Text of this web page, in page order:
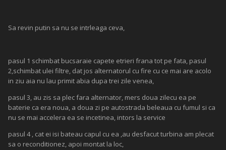
Sa revin putin sa nu se intrleaga ceva,
pasul 1 schimbat bucsaraie capete etrieri frana tot pe fata, pasul
2,schimbat ulei filtre, dat jos alternatorul cu fire cu ce mai are acolo
in ziu aia nu lau primit abia dupa trei zile venea,
pasul 3, au zis sa plec fara alternator, mers doua zilecu ea pe
baterie ca era noua, a doua zi pe autostrada beleaua cu fumul si ca
nu se mai accelera ea se incetinea, intors la service
pasul 4 , cat ei isi bateau capul cu ea ,au desfacut turbina am plecat
sa o reconditionez, apoi montat la loc,